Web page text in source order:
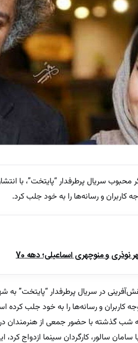
محبوب سریال پرطرفدار “پایتخت”، با
کاربران و رسانه‌ها را به خود جلب کرد.
و منوچهری اسماعیلی؛ دهه 70
در سریال پرطرفدار “پایتخت”
و رسانه‌ها را به خود جلب کرده
شب گذشته با حضور جمعی از هنرمندان